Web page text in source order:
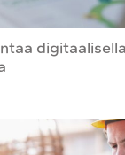
digitaalisella